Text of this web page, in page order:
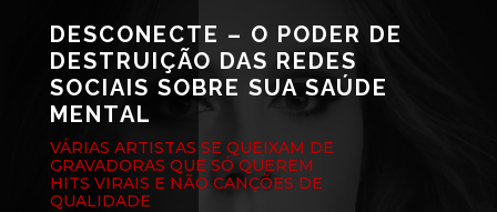
DESCONECTE – O PODER DE
DESTRUIÇÃO DAS REDES
SOCIAIS SOBRE SUA SAÚDE
MENTAL
VÁRIAS ARTISTAS SE QUEIXAM DE
GRAVADORAS QUE SÓ QUEREM
HITS VIRAIS E NÃO CANÇÕES DE
QUALIDADE